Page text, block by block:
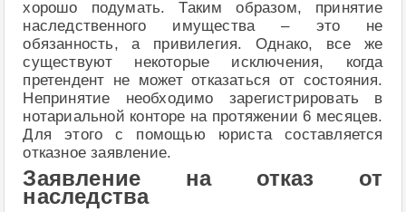
хорошо подумать. Таким образом, принятие
наследственного имущества – это не
обязанность, а привилегия. Однако, все же
существуют некоторые исключения, когда
претендент не может отказаться от состояния.
Непринятие необходимо зарегистрировать в
нотариальной конторе на протяжении 6 месяцев.
Для этого с помощью юриста составляется
отказное заявление.
Заявление на отказ от
наследства